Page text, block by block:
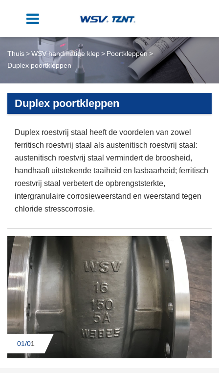
Thuis WSV handmatige klep
Poortkleppen
Duplex poortkleppen
Duplex poortkleppen
Duplex roestvrij staal heeft de voordelen van zowel
ferritisch roestvrij staal als austenitisch roestvrij staal:
austenitisch roestvrij staal vermindert de broosheid,
handhaaft uitstekende taaiheid en lasbaarheid; ferritisch
roestvrij staal verbetert de opbrengststerkte,
intergranulaire corrosieweerstand en weerstand tegen
chloride stresscorrosie.
01/01